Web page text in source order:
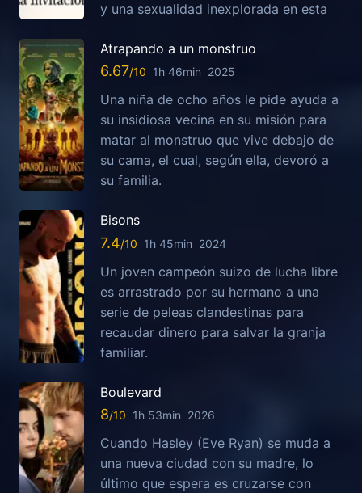
y una sexualidad inexplorada en esta
Atrapando a un monstruo
6.67 1h 46min 2025
Una niña de ocho años le pide ayuda a
su insidiosa vecina en su misión para
matar al monstruo que vive debajo de
su cama, el cual, según ella, devoró a
su familia.
Bisons
7.4 1h 45min 2024
Un joven campeón suizo de lucha libre
es arrastrado por su hermano a una
serie de peleas clandestinas para
recaudar dinero para salvar la granja
familiar.
Boulevard
8 1h 53min 2026
Cuando Hasley (Eve Ryan) se muda a
una nueva ciudad con su madre, lo
último que espera es cruzarse con